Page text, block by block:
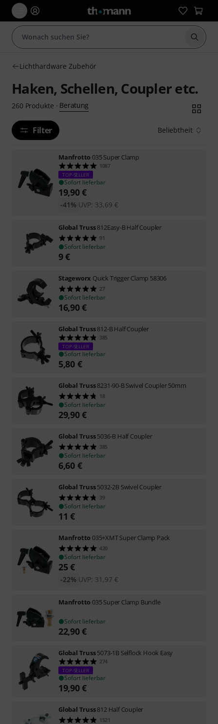
Suche
Lichthardware Zubehör
Haken, Schellen, Coupler etc.
260 Produkte · Beratung
Filter Beliebtheit
Manfrotto 035 Super Clamp
1087
TOP-SELLER
Sofort lieferbar
19,90€
UVP: 33,69 €
-41%
Global Truss812Easy-B Half Coupler
91
Sofort lieferbar
9€
Stageworx Quick Trigger Clamp 58306
27
Sofort lieferbar
16,90€
Global Truss812-B Half Coupler
385
TOP-SELLER
Sofort lieferbar
5,80 €
Global Truss8231-90-B Swivel Coupler 50mm
18
Sofort lieferbar
29,90€
Global Truss5036-B Half Coupler
385
Sofort lieferbar
6,60 €
Global Truss5032-2B Swivel Coupler
39
Sofort lieferbar
11 €
Manfrotto 035+XMT Super Clamp Pack
420
Sofort lieferbar
25€
UVP: 31,97 €
-22%
Manfrotto 035 Super Clamp Bundle
Sofort lieferbar
22,90€
Global Truss5073-1B Selflock Hook Easy
274
TOP-SELLER
Sofort lieferbar
19,90€
Global Truss812 Half Coupler
1521